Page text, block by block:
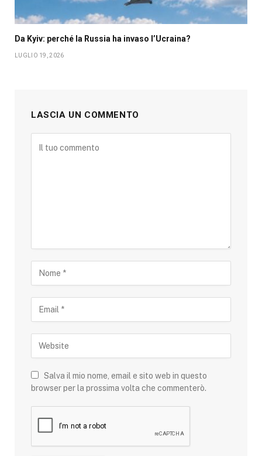
Da Kyiv: perché la Russia ha invaso l’Ucraina?
LUGLIO 19, 2026
LASCIA UN COMMENTO
Salva il mio nome, email e sito web in questo
browser per la prossima volta che commenterò.